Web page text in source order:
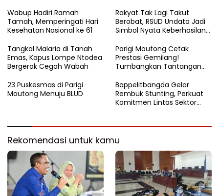
Harus Gratis
Wabup Hadiri Ramah
Tamah, Memperingati Hari
Kesehatan Nasional ke 61
Rakyat Tak Lagi Takut
Berobat, RSUD Undata Jadi
Simbol Nyata Keberhasilan
Tangkal Malaria di Tanah
Emas, Kapus Lompe Ntodea
Bergerak Cegah Wabah
Parigi Moutong Cetak
Prestasi Gemilang!
Tumbangkan Tantangan
Raih Peringkat II Terbaik se-
Sulteng 2024
23 Puskesmas di Parigi
Moutong Menuju BLUD
Bappelitbangda Gelar
Rembuk Stunting, Perkuat
Komitmen Lintas Sektor
Rekomendasi untuk kamu